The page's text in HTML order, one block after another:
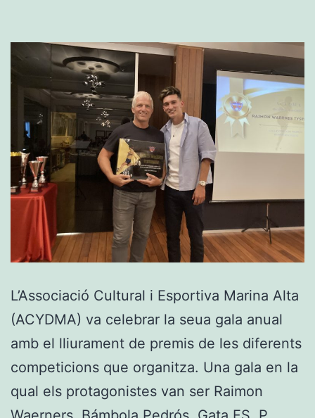
L’Associació Cultural i Esportiva Marina Alta
(ACYDMA) va celebrar la seua gala anual
amb el lliurament de premis de les diferents
competicions que organitza. Una gala en la
qual els protagonistes van ser Raimon